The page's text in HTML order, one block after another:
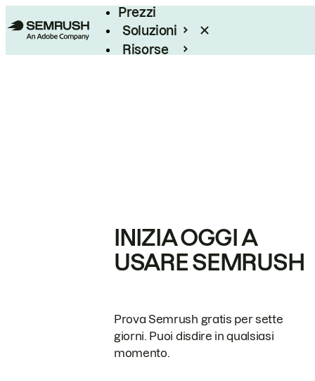
Prezzi
Soluzioni
Risorse
INIZIA OGGI A
USARE SEMRUSH
Prova Semrush gratis per sette
giorni. Puoi disdire in qualsiasi
momento.